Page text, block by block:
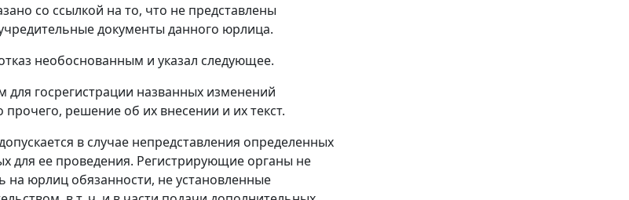
со ссылкой на то, что не представлены
документы данного юрлица.
необоснованным и указал следующее.
для госрегистрации названных изменений
решение об их внесении и их текст.
в случае непредставления определенных
для ее проведения. Регистрирующие органы не
на юрлиц обязанности, не установленные